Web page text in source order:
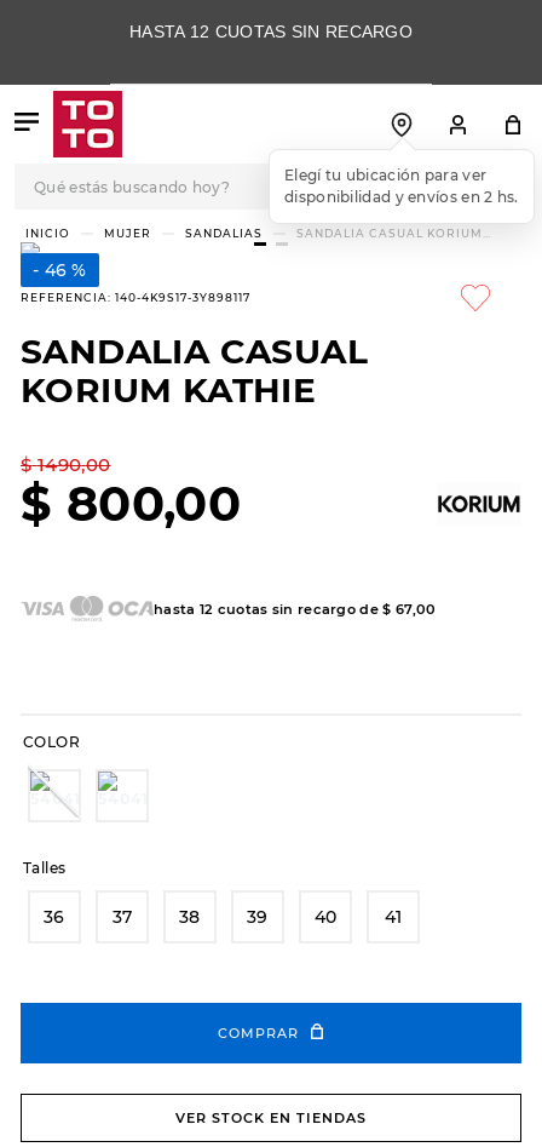
HASTA 12 CUOTAS SIN RECARGO
Elegí tu ubicación para ver
disponibilidad y envíos en 2 hs.
MUJER SANDALIAS
SANDALIA CASUAL KORIUM
46 %
REFERENCIA: 140-4K9S17-3Y898117
SANDALIA CASUAL
KORIUM KATHIE
$ 1490,00
$ 800,00
hasta 12 cuotas sin recargo de$ 67, 00
COLOR
Talles
36 37 38 39 40 41
COMPRAR
VER STOCK EN TIENDAS
TÉRMINOS MÁS
BUSCADOS
3